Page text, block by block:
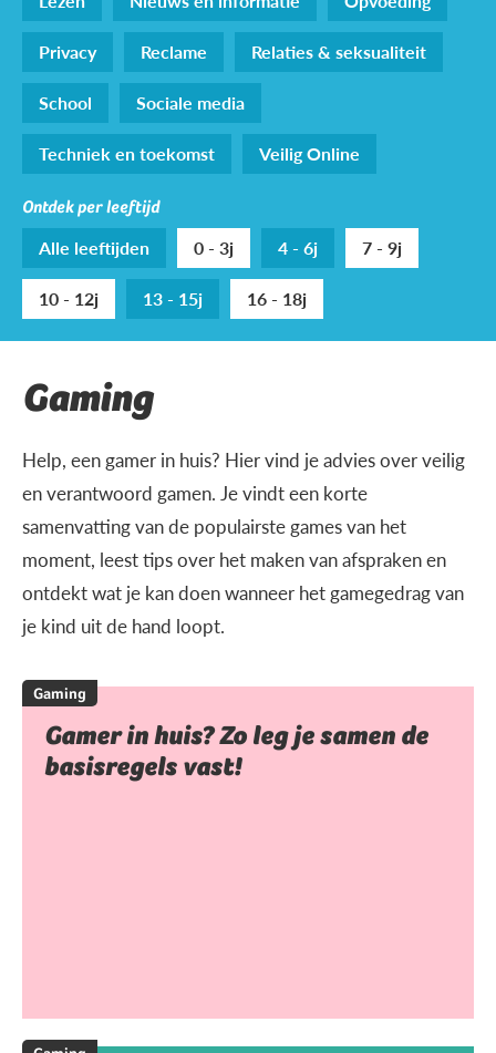
Privacy
Reclame
Relaties & seksualiteit
School
Sociale media
Techniek en toekomst
Veilig Online
Ontdek per leeftijd
Alle leeftijden 0 - 3j 4 - 6j
7 - 9j
10 - 12j
13 - 15j 16 - 18j
Gaming
Help, een gamer in huis? Hier vind je advies over veilig
en verantwoord gamen. Je vindt een korte
samenvatting van de populairste games van het
moment, leest tips over het maken van afspraken en
ontdekt wat je kan doen wanneer het gamegedrag van
je kind uit de hand loopt.
Gaming
Gamer in huis? Zo leg je samen de
basisregels vast!